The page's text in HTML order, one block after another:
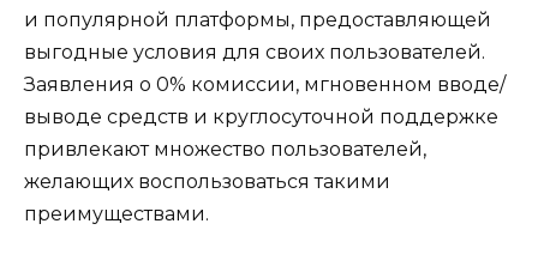
и популярной платформы, предоставляющей
выгодные условия для своих пользователей.
Заявления о 0% комиссии, мгновенном вводе/
выводе средств и круглосуточной поддержке
привлекают множество пользователей,
желающих воспользоваться такими
преимуществами.